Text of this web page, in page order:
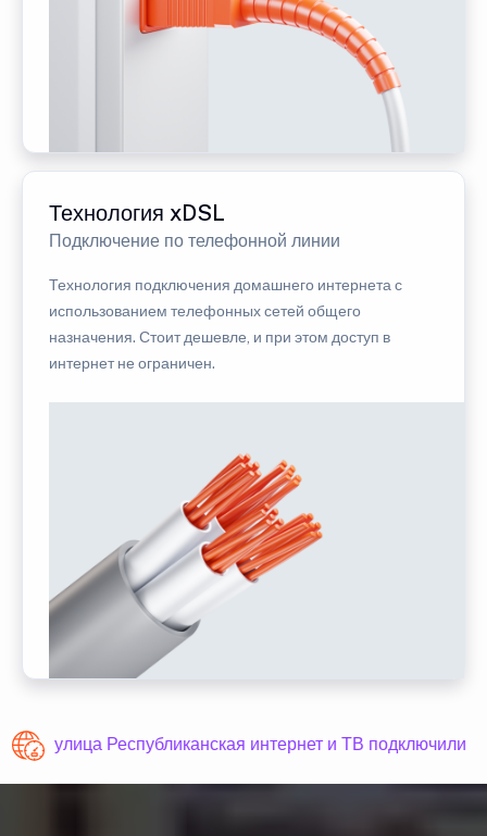
Технология xDSL
Подключение по телефонной линии
Технология подключения домашнего интернета с
использованием телефонных сетей общего
назначения. Стоит дешевле, и при этом доступ в
интернет не ограничен.
улица Республиканская интернет и ТВ подключили